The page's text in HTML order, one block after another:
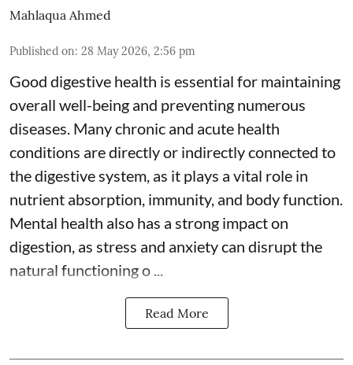
Mahlaqua Ahmed
Published on: 28 May 2026, 2:56 pm
Good digestive health is essential for maintaining
overall well-being and preventing numerous
diseases. Many chronic and acute health
conditions are directly or indirectly connected to
the digestive system, as it plays a vital role in
nutrient absorption, immunity, and body function.
Mental health also has a strong impact on
digestion, as stress and anxiety can disrupt the
natural functioning o ...
Read More